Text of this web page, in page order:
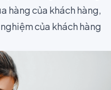
hàng của khách hàng,
của khách hàng